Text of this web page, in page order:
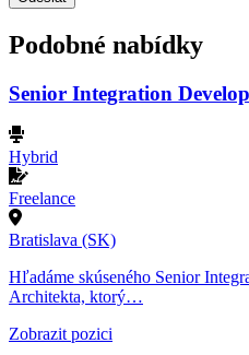
Podobné nabídky
Senior Integration
Hybrid
Freelance
Bratislava (SK)
Hľadáme skúseného Senior
Architekta, ktorý…
Zobrazit pozici